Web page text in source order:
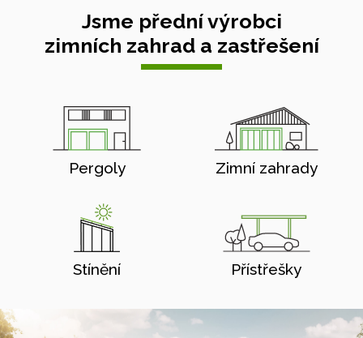
Jsme přední výrobci
zimních zahrad a zastřešení
Pergoly Zimní zahrady
Stínění Přístřešky